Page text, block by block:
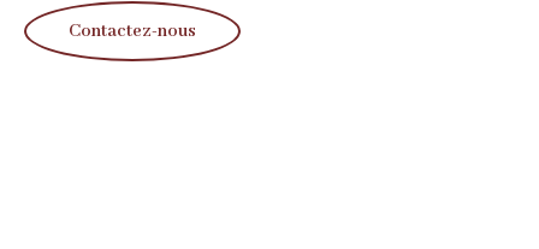
Contactez-nous